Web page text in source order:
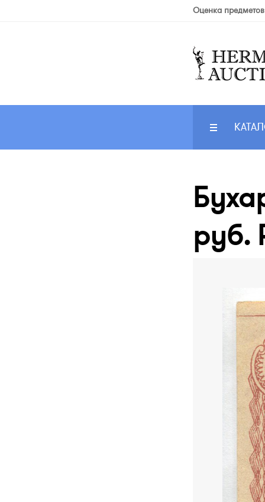
Оценка
руб.